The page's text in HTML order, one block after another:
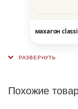
махагон
Похожие